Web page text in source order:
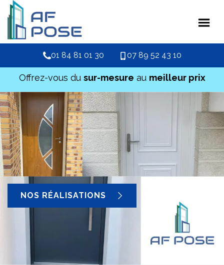
01 84 81 01 30 07 89 52 43 10
Offrez-vous du sur-mesure au meilleur prix
NOS RÉALISATIONS